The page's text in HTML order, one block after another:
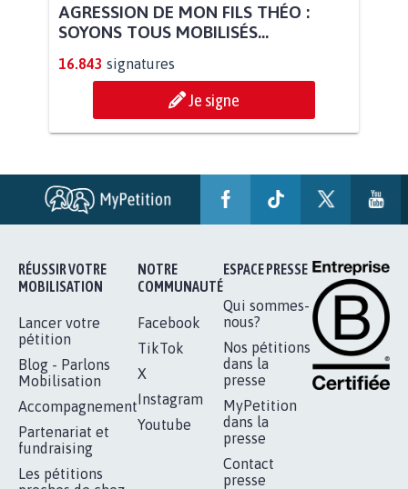
AGRESSION DE MON FILS THÉO :
SOYONS TOUS MOBILISÉS...
16.843 signatures
Je signe
RÉUSSIR VOTRE
MOBILISATION
Lancer votre
pétition
Blog - Parlons
Mobilisation
Accompagnement
Partenariat et
fundraising
Les pétitions
NOTRE
COMMUNAUTÉ
Facebook
TikTok
X
Instagram
Youtube
ESPACE PRESSE
Qui sommes-
nous?
Nos pétitions
dans la
presse
MyPetition
dans la
presse
Contact
presse